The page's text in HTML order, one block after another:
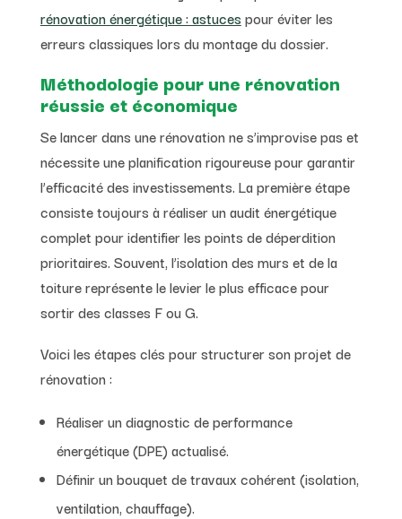
rénovation énergétique : astuces pour éviter les
erreurs classiques lors du montage du dossier.
Méthodologie pour une rénovation
réussie et économique
Se lancer dans une rénovation ne s’improvise pas et
nécessite une planification rigoureuse pour garantir
l’efficacité des investissements. La première étape
consiste toujours à réaliser un audit énergétique
complet pour identifier les points de déperdition
prioritaires. Souvent, l’isolation des murs et de la
toiture représente le levier le plus efficace pour
sortir des classes F ou G.
Voici les étapes clés pour structurer son projet de
rénovation :
Réaliser un diagnostic de performance
énergétique (DPE) actualisé.
Définir un bouquet de travaux cohérent (isolation,
ventilation, chauffage).